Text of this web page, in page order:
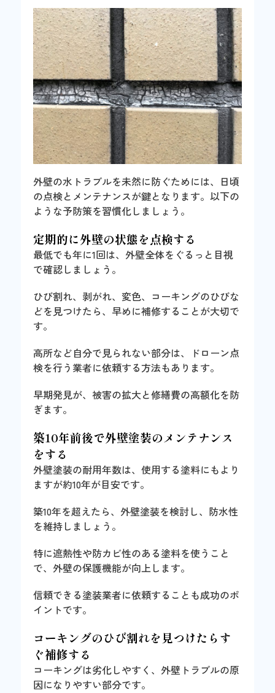
外壁の水トラブルを未然に防ぐためには、日頃
の点検とメンテナンスが鍵となります。以下の
ような予防策を習慣化しましょう。
定期的に外壁の状態を点検する
最低でも年に1回は、外壁全体をぐるっと目視
で確認しましょう。
ひび割れ、剥がれ、変色、コーキングのひびな
どを見つけたら、早めに補修することが大切で
す。
高所など自分で見られない部分は、ドローン点
検を行う業者に依頼する方法もあります。
早期発見が、被害の拡大と修繕費の高額化を防
ぎます。
築10年前後で外壁塗装のメンテナンス
をする
外壁塗装の耐用年数は、使用する塗料にもより
ますが約10年が目安です。
築10年を超えたら、外壁塗装を検討し、防水性
を維持しましょう。
特に遮熱性や防カビ性のある塗料を使うこと
で、外壁の保護機能が向上します。
信頼できる塗装業者に依頼することも成功のポ
イントです。
コーキングのひび割れを見つけたらす
ぐ補修する
コーキングは劣化しやすく、外壁トラブルの原
因になりやすい部分です。